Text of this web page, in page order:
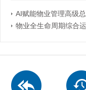
AI赋能物业管理高级
物业全生命周期综合